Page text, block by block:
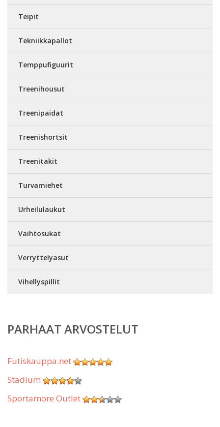
Teipit
Tekniikkapallot
Temppufiguurit
Treenihousut
Treenipaidat
Treenishortsit
Treenitakit
Turvamiehet
Urheilulaukut
Vaihtosukat
Verryttelyasut
Vihellyspillit
PARHAAT ARVOSTELUT
Futiskauppa.net
Stadium
Sportamore Outlet